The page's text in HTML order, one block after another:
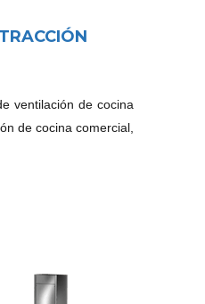
ventilación de cocina
de cocina comercial,